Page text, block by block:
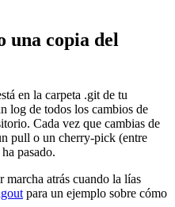
una copia del
en la carpeta .git de tu
log de todos los cambios de
Cada vez que cambias de
pull o un cherry-pick (entre
pasado.
marcha atrás cuando la lías
para un ejemplo sobre cómo